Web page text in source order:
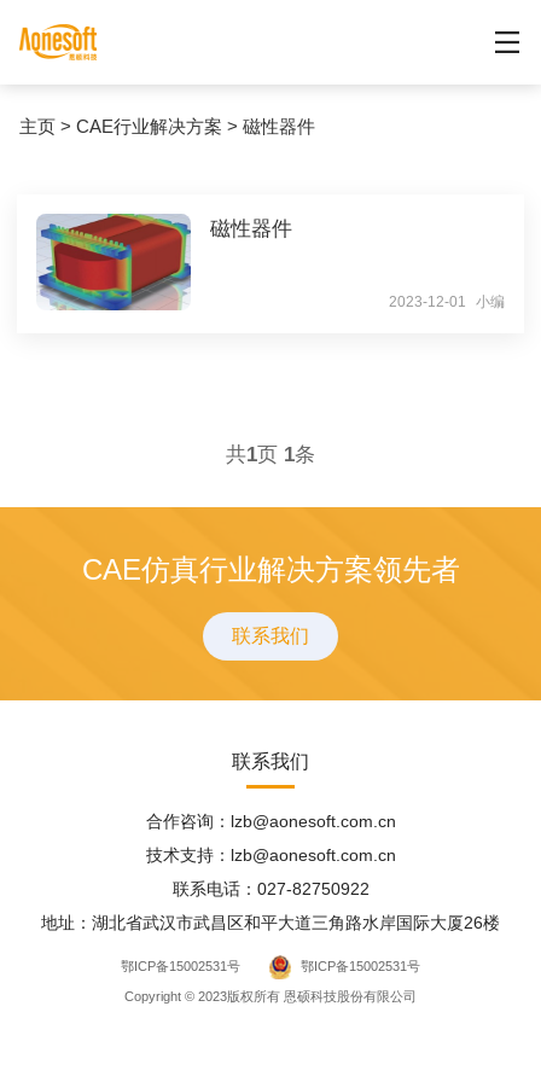
主页 > CAE行业解决方案 > 磁性器件
磁性器件
2023-12-01 小编
共1页 1条
CAE仿真行业解决方案领先者
联系我们
联系我们
合作咨询：lzb@aonesoft.com.cn
技术支持：lzb@aonesoft.com.cn
联系电话：027-82750922
地址：湖北省武汉市武昌区和平大道三角路水岸国际大厦26楼
鄂ICP备15002531号 鄂ICP备15002531号
Copyright © 2023版权所有 恩硕科技股份有限公司